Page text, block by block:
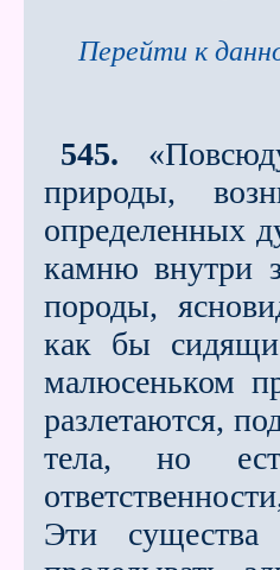
Перейти к
545.
природы,
определенных
камню внутри
породы,
как бы
малюсеньком
разлетаются,
тела, но
Эти